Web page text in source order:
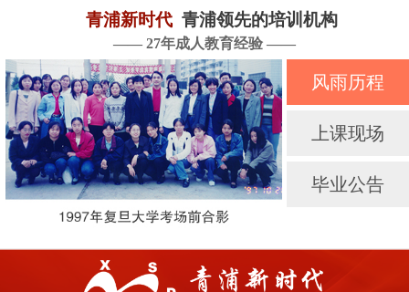
青浦新时代 青浦领先的培训机构
—— 27年成人教育经验 ——
风雨历程
上课现场
毕业公告